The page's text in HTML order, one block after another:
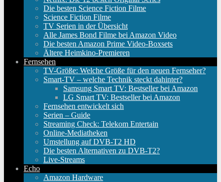
Die besten Science Fiction Filme
Science Fiction Filme
TV Serien in der Übersicht
Alle James Bond Filme bei Amazon Video
Die besten Amazon Prime Video-Boxsets
Ältere Heimkino-Premieren
Fernsehen
TV-Größe: Welche Größe für den neuen Fernseher?
Smart-TV – welche Technik steckt dahinter?
Samsung Smart TV: Bestseller bei Amazon
LG Smart TV: Bestseller bei Amazon
Fernsehen entwickelt sich
Serien – Guide
Streaming Check: Telekom Entertain
Online-Mediatheken
Umstellung auf DVB-T2 HD
Die besten Alternativen zu DVB-T2?
Live-Streams
Echo
Amazon Hardware